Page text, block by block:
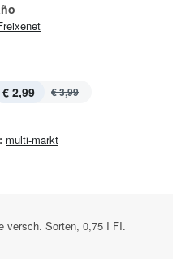
€ 2,99 € 3,99
multi-markt
versch. Sorten, 0,75 I FI.